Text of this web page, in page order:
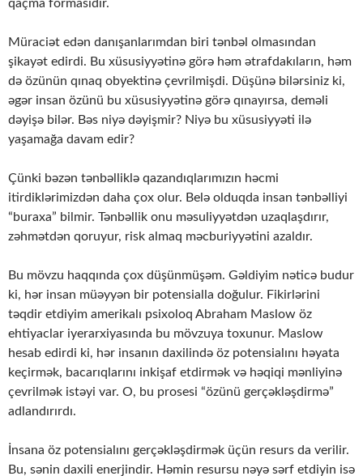
qaçma formasıdır.
Müraciət edən danışanlarımdan biri tənbəl olmasından
şikayət edirdi. Bu xüsusiyyətinə görə həm ətrafdakıların, həm
də özünün qınaq obyektinə çevrilmişdi. Düşünə bilərsiniz ki,
əgər insan özünü bu xüsusiyyətinə görə qınayırsa, deməli
dəyişə bilər. Bəs niyə dəyişmir? Niyə bu xüsusiyyəti ilə
yaşamağa davam edir?
Çünki bəzən tənbəlliklə qazandıqlarımızın həcmi
itirdiklərimizdən daha çox olur. Belə olduqda insan tənbəlliyi
“buraxa” bilmir. Tənbəllik onu məsuliyyətdən uzaqlaşdırır,
zəhmətdən qoruyur, risk almaq məcburiyyətini azaldır.
Bu mövzu haqqında çox düşünmüşəm. Gəldiyim nəticə budur
ki, hər insan müəyyən bir potensialla doğulur. Fikirlərini
təqdir etdiyim amerikalı psixoloq Abraham Maslow öz
ehtiyaclar iyerarxiyasında bu mövzuya toxunur. Maslow
hesab edirdi ki, hər insanın daxilində öz potensialını həyata
keçirmək, bacarıqlarını inkişaf etdirmək və həqiqi mənliyinə
çevrilmək istəyi var. O, bu prosesi “özünü gerçəkləşdirmə”
adlandırırdı.
İnsana öz potensialını gerçəkləşdirmək üçün resurs da verilir.
Bu, sənin daxili enerjindir. Həmin resursu nəyə sərf etdiyin isə